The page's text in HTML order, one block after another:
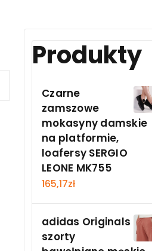
Produkty
Czarne
zamszowe
mokasyny damskie
na platformie,
loafersy SERGIO
LEONE MK755
165,17zł
adidas Originals
szorty